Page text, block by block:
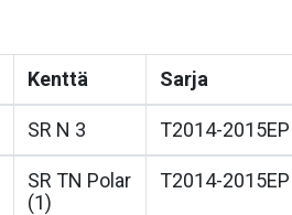
Kenttä Sarja
SR N 3 T2014-2015EP
SR TN Polar
(1)
T2014-2015EP